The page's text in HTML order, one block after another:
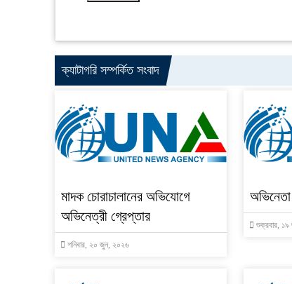
ক্যাটাগরি সম্পর্কিত সংবাদ
মাদক চোরাচালানের অভিযোগে
অভিনেত্রী গ্রেপ্তার
শনিবার, ২০ জুন, ২০২৬
শুক্রবার,